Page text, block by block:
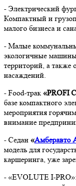
- Электрический
Компактный и
малого бизнеса и
- Малые
экологичные
территорий, а также
насаждений.
- Food-трак «PROFI
базе компактного
мероприятия
внимание
- Седан «Амберавто
модель для
каршеринга, уже
- «EVOLUTE I-